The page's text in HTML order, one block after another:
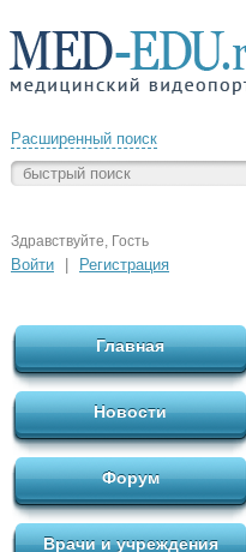
Расширенный поиск
Здравствуйте, Гость
Войти Регистрация
Главная
Новости
Форум
Врачи и учреждения